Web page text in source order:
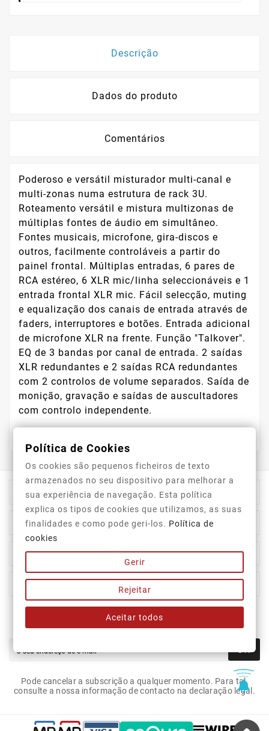
Descrição
Dados do produto
Comentários
Poderoso e versátil misturador multi-canal e
multi-zonas numa estrutura de rack 3U.
Roteamento versátil e mistura multizonas de
múltiplas fontes de áudio em simultâneo.
Fontes musicais, microfone, gira-discos e
outros, facilmente controláveis a partir do
painel frontal. Múltiplas entradas, 6 pares de
RCA estéreo, 6 XLR mic/linha seleccionáveis e 1
entrada frontal XLR mic. Fácil selecção, muting
e equalização dos canais de entrada através de
faders, interruptores e botões. Entrada adicional
de microfone XLR na frente. Função "Talkover".
EQ de 3 bandas por canal de entrada. 2 saídas
XLR redundantes e 2 saídas RCA redundantes
com 2 controlos de volume separados. Saída de
monição, gravação e saídas de auscultadores
com controlo independente.
Informação Da Loja
Top Categorias
A Nossa Empresa 
A Sua Conta 
Newsletter
OK
Pode cancelar a subscrição a qualquer momento. Para tal,
consulte a nossa informação de contacto na declaração legal.
Política de Cookies
Os cookies são pequenos ficheiros de texto
armazenados no seu dispositivo para melhorar a
sua experiência de navegação. Esta política
explica os tipos de cookies que utilizamos, as suas
finalidades e como pode geri-los. Política de
cookies
Gerir
Rejeitar
Aceitar todos